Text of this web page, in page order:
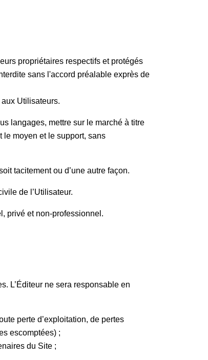
propriétaires respectifs et protégés
sans l'accord préalable exprès de
Utilisateurs.
langages, mettre sur le marché à titre
le moyen et le support, sans
tacitement ou d’une autre façon.
de l’Utilisateur.
privé et non-professionnel.
L’Éditeur ne sera responsable en
perte d’exploitation, de pertes
escomptées) ;
du Site ;